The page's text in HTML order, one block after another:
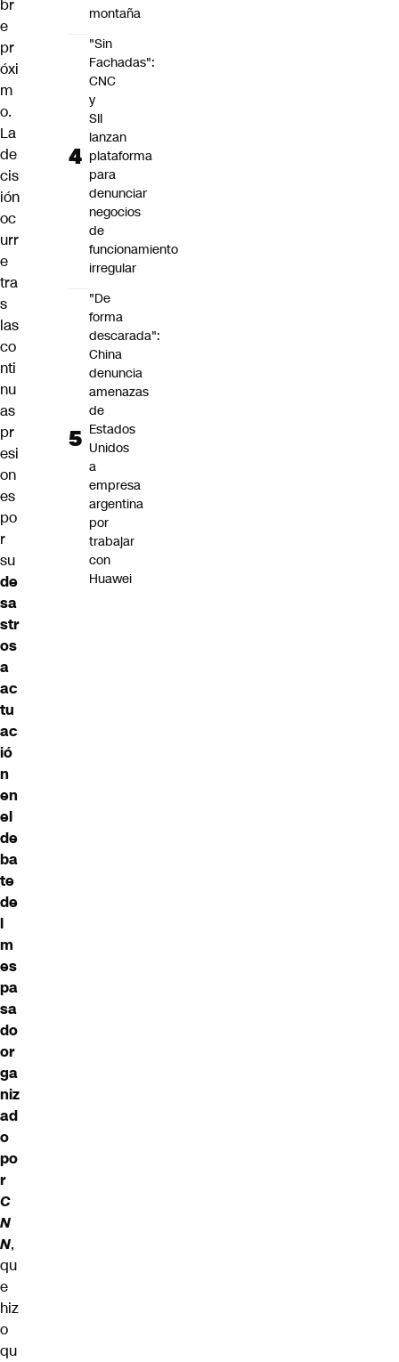
br
e
pr
óxi
m
o.
La
de
cis
ión
oc
urr
e
tra
s
las
co
nti
nu
as
pr
esi
on
es
po
r
su
de
sa
str
os
a
ac
tu
ac
ió
n
en
el
de
ba
te
de
l
m
es
pa
sa
do
or
ga
niz
ad
o
po
r
C
N
N,
qu
e
hiz
o
qu
montaña
"Sin
Fachadas":
CNC
y
SII
lanzan
plataforma
para
denunciar
negocios
de
funcionamiento
irregular
"De
forma
descarada":
China
denuncia
amenazas
de
Estados
Unidos
a
empresa
argentina
por
trabajar
con
Huawei